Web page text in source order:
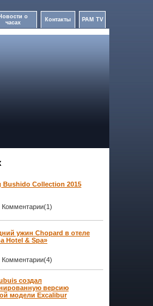
Новости о
часах
Контакты PAM TV
Bushido Collection 2015
ужин Chopard в отеле
Hotel & Spa»
Комментарии(4)
создал
версию
модели Excalibur